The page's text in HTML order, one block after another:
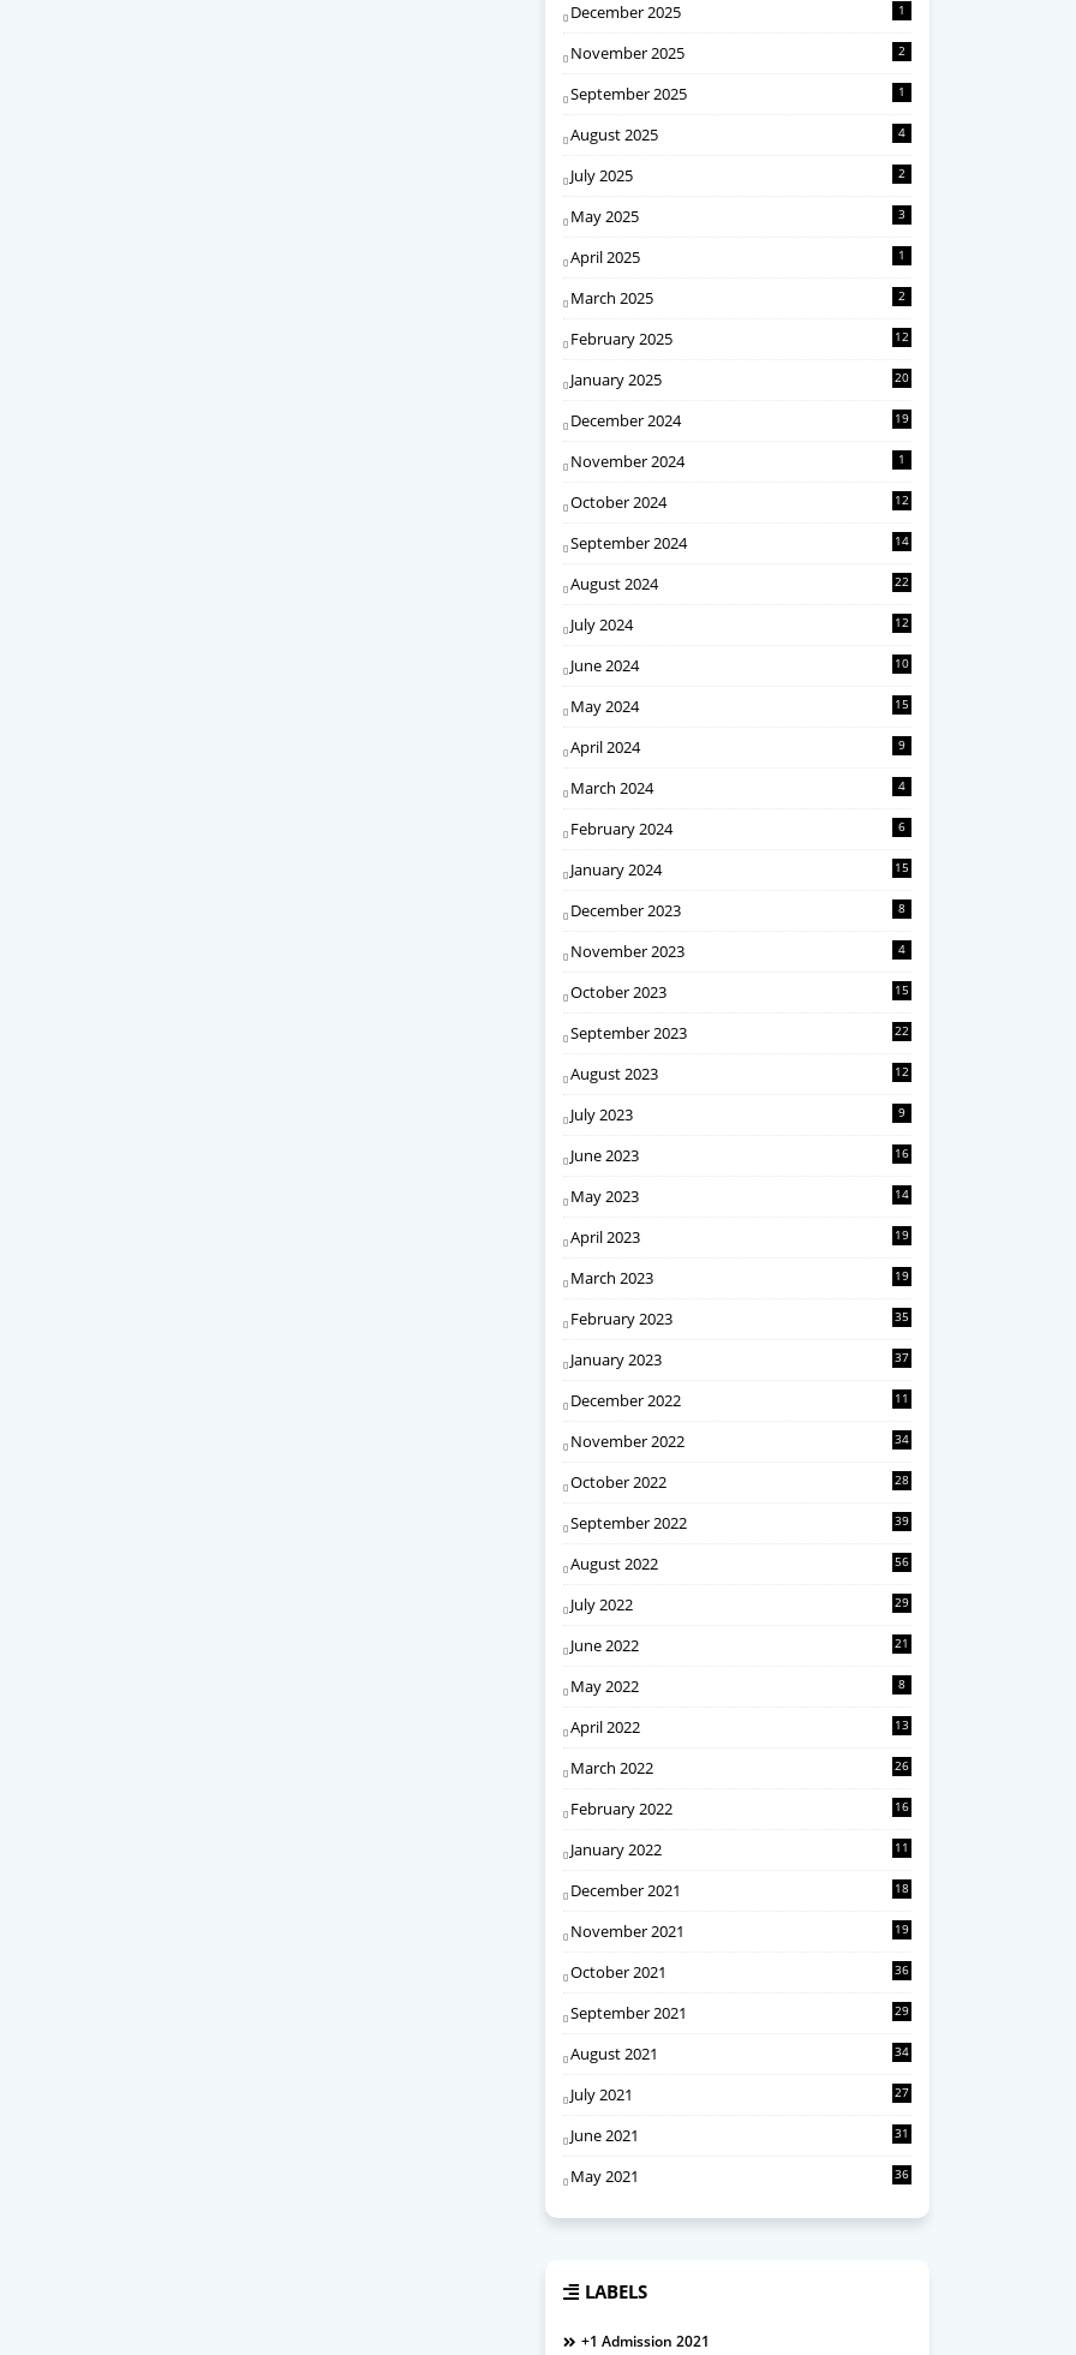
December 2025 1
November 2025 2
September 2025 1
August 2025 4
July 2025 2
May 2025 3
April 2025 1
March 2025 2
February 2025 12
January 2025 20
December 2024 19
November 2024 1
October 2024 12
September 2024 14
August 2024 22
July 2024 12
June 2024 10
May 2024 15
April 2024 9
March 2024 4
February 2024 6
January 2024 15
December 2023 8
November 2023 4
October 2023 15
September 2023 22
August 2023 12
July 2023 9
June 2023 16
May 2023 14
April 2023 19
March 2023 19
February 2023 35
January 2023 37
December 2022 11
November 2022 34
October 2022 28
September 2022 39
August 2022 56
July 2022 29
June 2022 21
May 2022 8
April 2022 13
March 2022 26
February 2022 16
January 2022 11
December 2021 18
November 2021 19
October 2021 36
September 2021 29
August 2021 34
July 2021 27
June 2021 31
May 2021 36
LABELS
+1 Admission 2021